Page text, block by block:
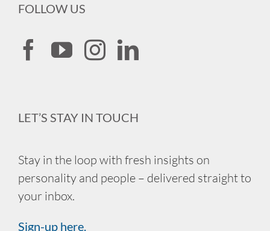
FOLLOW US
LET’S STAY IN TOUCH
Stay in the loop with fresh insights on
personality and people – delivered straight to
your inbox.
Sign-up here.